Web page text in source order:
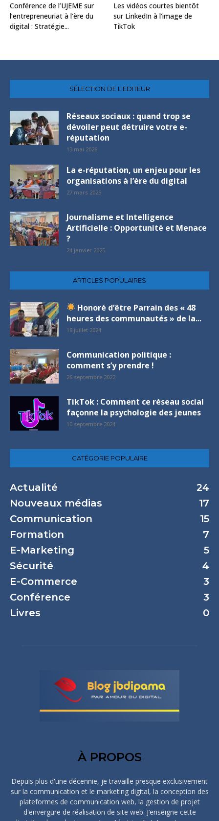
Conférence de l’UJEME sur
l’entrepreneuriat à l’ère du
digital : Stratégie...
Les vidéos courtes bientôt
sur LinkedIn à l’image de
TikTok
SÉLECTION DE L'EDITEUR
Réseaux sociaux : quand trop se
dévoiler peut détruire votre e-
réputation
13 mai 2026
La e-réputation, un enjeu pour les
organisations à l’ère du digital
27 mars 2025
Journalisme et Intelligence
Artificielle : Opportunité et Menace
?
24 janvier 2025
ARTICLES POPULAIRES
Honoré d’être Parrain des « 48
heures des communautés » de la...
18 juillet 2024
Communication politique :
comment s’y prendre !
26 septembre 2022
TikTok : Comment ce réseau social
façonne la psychologie des jeunes
10 septembre 2024
CATÉGORIE POPULAIRE
Actualité
24
Nouveaux médias
17
Communication
15
Formation
7
E-Marketing
5
Sécurité
4
E-Commerce
3
Conférence
3
Livres
0
À PROPOS
Depuis plus d'une décennie, je travaille presque exclusivement
sur la communication et le marketing digital, la conception des
plateformes de communication web, la gestion de projet
d'envergure de réalisation de site web. J’enseigne cette